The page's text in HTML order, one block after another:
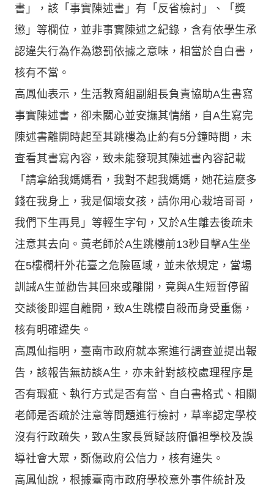
書」，該「事實陳述書」有「反省檢討」、「獎
懲」等欄位，並非事實陳述之紀錄，含有依學生承
認違失行為作為懲罰依據之意味，相當於自白書，
核有不當。
高鳳仙表示，生活教育組副組長負責協助A生書寫
事實陳述書，卻未關心並安撫其情緒，自A生寫完
陳述書離開時起至其跳樓為止約有5分鐘時間，未
查看其書寫內容，致未能發現其陳述書內容記載
「請拿給我媽媽看，我對不起我媽媽，她花這麼多
錢在我身上，我是個壞女孩，請你用心栽培哥哥，
我們下生再見」等輕生字句，又於A生離去後疏未
注意其去向。黃老師於A生跳樓前13秒目擊A生坐
在5樓欄杆外花臺之危險區域，並未依規定，當場
訓誡A生並勸告其回來或離開，竟與A生短暫停留
交談後即逕自離開，致A生跳樓自殺而身受重傷，
核有明確違失。
高鳳仙指明，臺南市政府就本案進行調查並提出報
告，該報告無訪談A生，亦未針對該校處理程序是
否有瑕疵、執行方式是否有當、自白書格式、相關
老師是否疏於注意等問題進行檢討，草率認定學校
沒有行政疏失，致A生家長質疑該府偏袒學校及誤
導社會大眾，斲傷政府公信力，核有違失。
高鳳仙說，根據臺南市政府學校意外事件統計及